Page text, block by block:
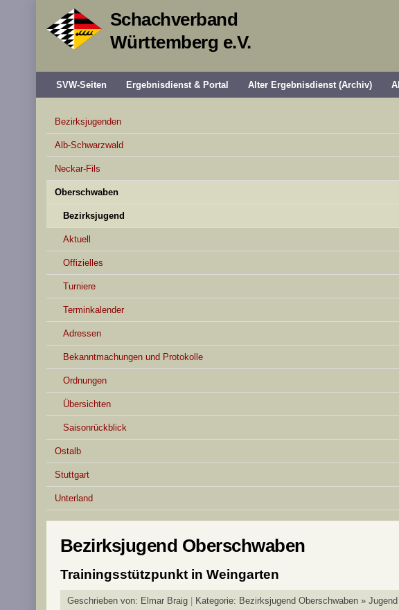
Schachverband
Württemberg e.V.
SVW-Seiten Ergebnisdienst & Portal Alter Ergebnisdienst (Archiv)
Bezirksjugenden
Alb-Schwarzwald
Neckar-Fils
Oberschwaben
Bezirksjugend
Aktuell
Offizielles
Turniere
Terminkalender
Adressen
Bekanntmachungen und Protokolle
Ordnungen
Übersichten
Saisonrückblick
Ostalb
Stuttgart
Unterland
Bezirksjugend Oberschwaben
Trainingsstützpunkt in Weingarten
Geschrieben von: Elmar Braig Kategorie: Bezirksjugend Oberschwaben » Jugend